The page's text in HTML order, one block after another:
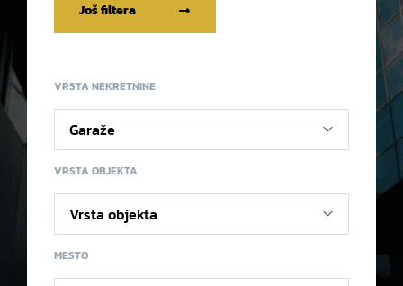
Još filtera
VRSTA NEKRETNINE
VRSTA OBJEKTA
MESTO